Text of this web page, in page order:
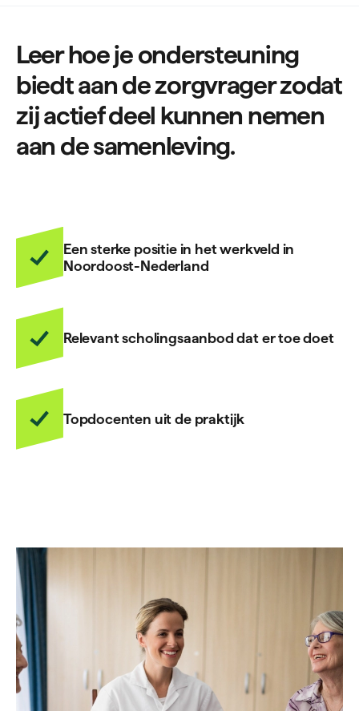
Leer hoe je ondersteuning
biedt aan de zorgvrager zodat
zij actief deel kunnen nemen
aan de samenleving.
Een sterke positie in het werkveld in
Noordoost-Nederland
Relevant scholingsaanbod dat er toe doet
Topdocenten uit de praktijk